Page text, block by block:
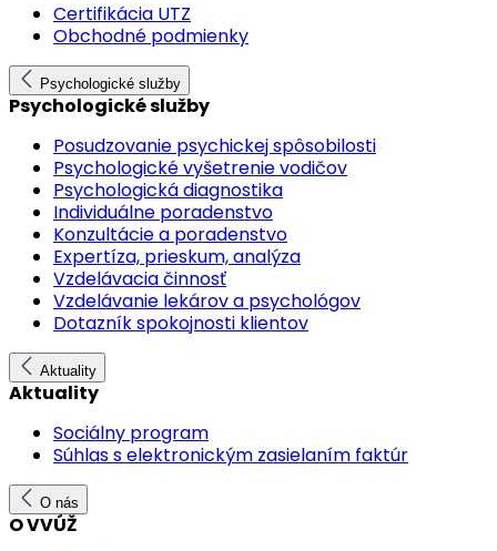
Certifikácia UTZ
Obchodné podmienky
Psychologické služby
Psychologické služby
Posudzovanie psychickej spôsobilosti
Psychologické vyšetrenie vodičov
Psychologická diagnostika
Individuálne poradenstvo
Konzultácie a poradenstvo
Expertíza, prieskum, analýza
Vzdelávacia činnosť
Vzdelávanie lekárov a psychológov
Dotazník spokojnosti klientov
Aktuality
Aktuality
Sociálny program
Súhlas s elektronickým zasielaním faktúr
O nás
O VVÚŽ